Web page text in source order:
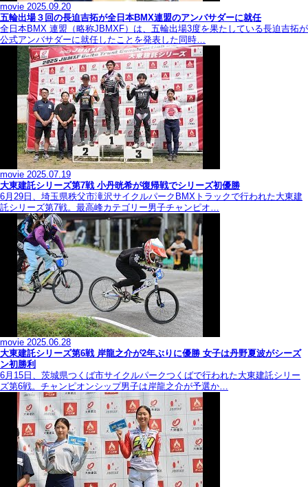
movie 2025.09.20
五輪出場３回の長迫吉拓が全日本BMX連盟のアンバサダーに就任
全日本BMX 連盟（略称JBMXF）は、五輪出場3度を果たしている長迫吉拓が
公式アンバサダーに就任したことを発表した同時…
movie 2025.07.19
大東建託シリーズ第7戦 ⼩丹晄希が復帰戦でシリーズ初優勝
6月29日、埼玉県秩父市滝沢サイクルパークBMXトラックで行われた大東建
託シリーズ第7戦。最高峰カテゴリー男子チャンピオ…
movie 2025.06.28
大東建託シリーズ第6戦 岸龍之介が2年ぶりに優勝 女子は丹野夏波がシーズ
ン初勝利
6月15日、茨城県つくば市サイクルパークつくばで行われた大東建託シリー
ズ第6戦。チャンピオンシップ男子は岸龍之介が予選か…